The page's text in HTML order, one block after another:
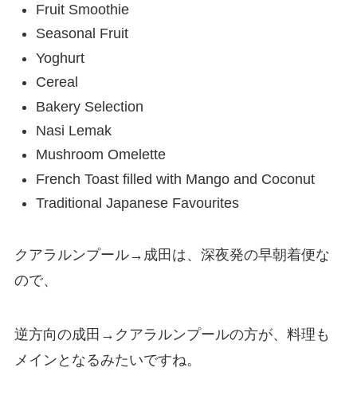
Fruit Smoothie
Seasonal Fruit
Yoghurt
Cereal
Bakery Selection
Nasi Lemak
Mushroom Omelette
French Toast filled with Mango and Coconut
Traditional Japanese Favourites
クアラルンプール→成田は、深夜発の早朝着便な
ので、
逆方向の成田→クアラルンプールの方が、料理も
メインとなるみたいですね。